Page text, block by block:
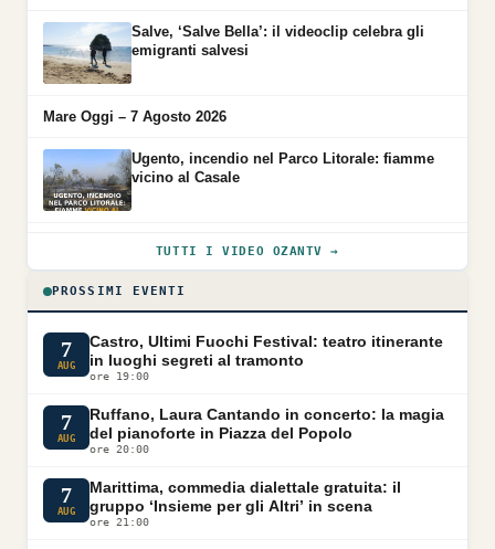
Salve, ‘Salve Bella’: il videoclip celebra gli
emigranti salvesi
Mare Oggi – 7 Agosto 2026
Ugento, incendio nel Parco Litorale: fiamme
vicino al Casale
TUTTI I VIDEO OZANTV →
PROSSIMI EVENTI
7
AUG
Castro, Ultimi Fuochi Festival: teatro itinerante
in luoghi segreti al tramonto
ore 19:00
7
AUG
Ruffano, Laura Cantando in concerto: la magia
del pianoforte in Piazza del Popolo
ore 20:00
7
AUG
Marittima, commedia dialettale gratuita: il
gruppo ‘Insieme per gli Altri’ in scena
ore 21:00